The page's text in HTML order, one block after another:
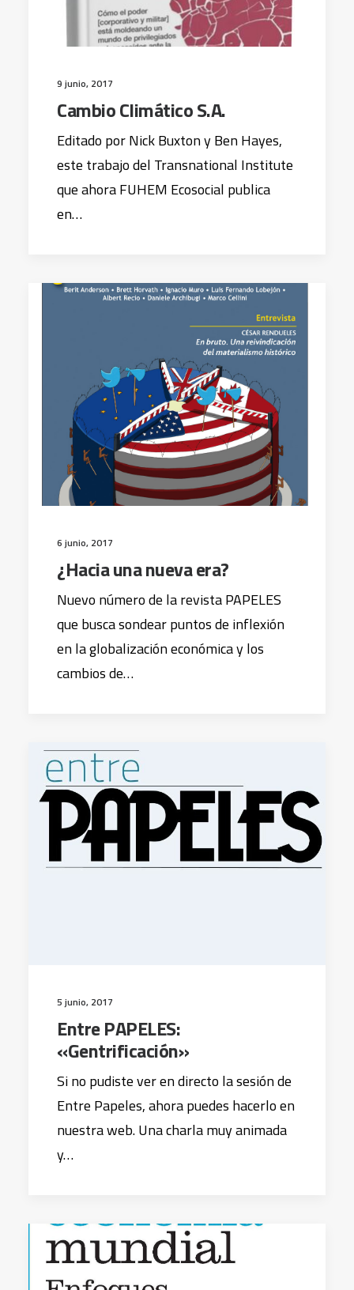
9 junio, 2017
Cambio Climático S.A.
Editado por Nick Buxton y Ben Hayes,
este trabajo del Transnational Institute
que ahora FUHEM Ecosocial publica
en…
6 junio, 2017
¿Hacia una nueva era?
Nuevo número de la revista PAPELES
que busca sondear puntos de inflexión
en la globalización económica y los
cambios de…
5 junio, 2017
Entre PAPELES:
«Gentrificación»
Si no pudiste ver en directo la sesión de
Entre Papeles, ahora puedes hacerlo en
nuestra web. Una charla muy animada
y…